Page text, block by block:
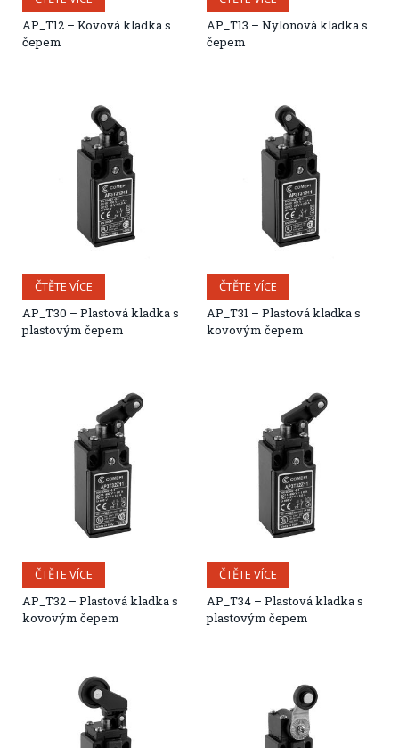
AP_T12 – Kovová kladka s
čepem
AP_T13 – Nylonová kladka s
čepem
ČTĚTE VÍCE
AP_T30 – Plastová kladka s
plastovým čepem
ČTĚTE VÍCE
AP_T31 – Plastová kladka s
kovovým čepem
ČTĚTE VÍCE
AP_T32 – Plastová kladka s
kovovým čepem
ČTĚTE VÍCE
AP_T34 – Plastová kladka s
plastovým čepem